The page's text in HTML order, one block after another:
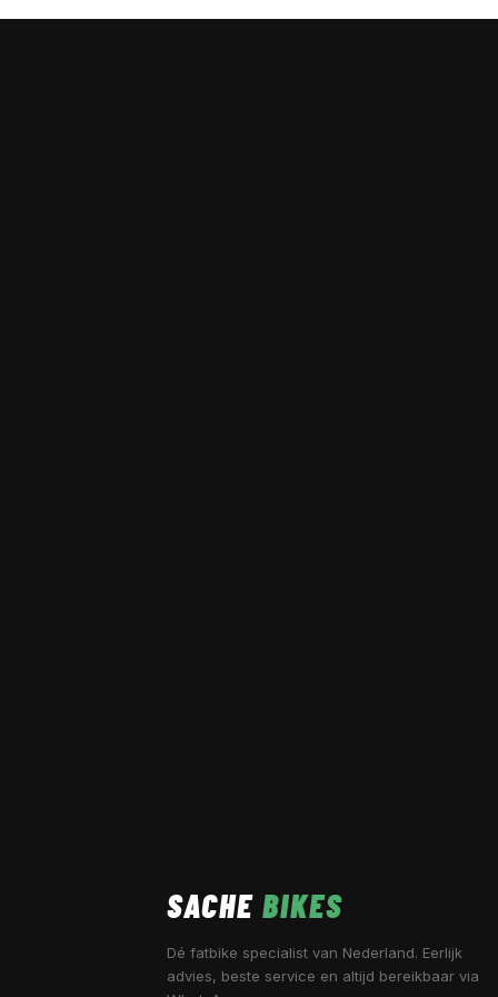
SACHE BIKES
Dé fatbike specialist van Nederland. Eerlijk
advies, beste service en altijd bereikbaar via